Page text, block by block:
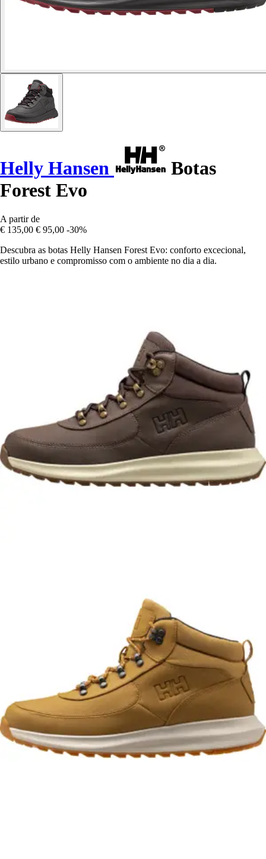
Helly Hansen
Botas
Forest Evo
A partir de
€ 135,00 € 95,00 -30%
Descubra as botas Helly Hansen Forest Evo: conforto excecional,
estilo urbano e compromisso com o ambiente no dia a dia.